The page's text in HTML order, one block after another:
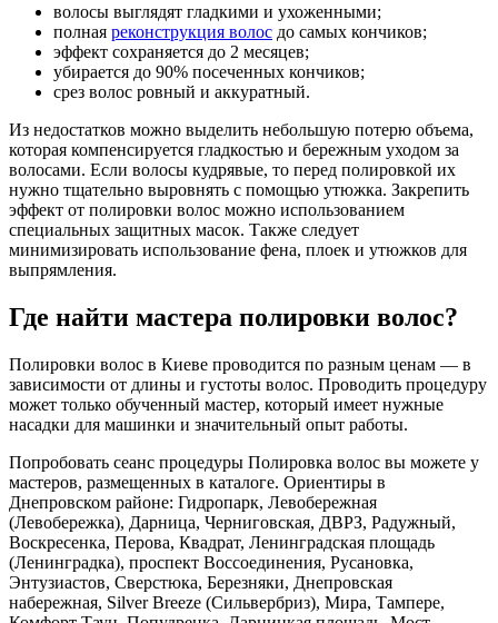
волосы выглядят гладкими и ухоженными;
полная реконструкция волос до самых кончиков;
эффект сохраняется до 2 месяцев;
убирается до 90% посеченных кончиков;
срез волос ровный и аккуратный.
Из недостатков можно выделить небольшую потерю объема,
которая компенсируется гладкостью и бережным уходом за
волосами. Если волосы кудрявые, то перед полировкой их
нужно тщательно выровнять с помощью утюжка. Закрепить
эффект от полировки волос можно использованием
специальных защитных масок. Также следует
минимизировать использование фена, плоек и утюжков для
выпрямления.
Где найти мастера полировки волос?
Полировки волос в Киеве проводится по разным ценам — в
зависимости от длины и густоты волос. Проводить процедуру
может только обученный мастер, который имеет нужные
насадки для машинки и значительный опыт работы.
Попробовать сеанс процедуры Полировка волос вы можете у
мастеров, размещенных в каталоге. Ориентиры в
Днепровском районе: Гидропарк, Левобережная
(Левобережка), Дарница, Черниговская, ДВРЗ, Радужный,
Воскресенка, Перова, Квадрат, Ленинградская площадь
(Ленинградка), проспект Воссоединения, Русановка,
Энтузиастов, Сверстюка, Березняки, Днепровская
набережная, Silver Breeze (Сильвербриз), Мира, Тампере,